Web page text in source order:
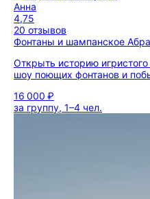
Анна
4,75
20 отзывов
Фонтаны и шампанское
Открыть историю
шоу поющих фонтанов и
16 000 ₽
за группу, 1–4 чел.